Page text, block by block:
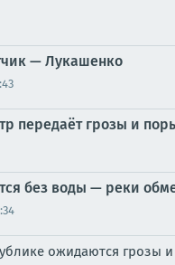
— Лукашенко
передаёт грозы и
без воды — реки
ожидаются грозы